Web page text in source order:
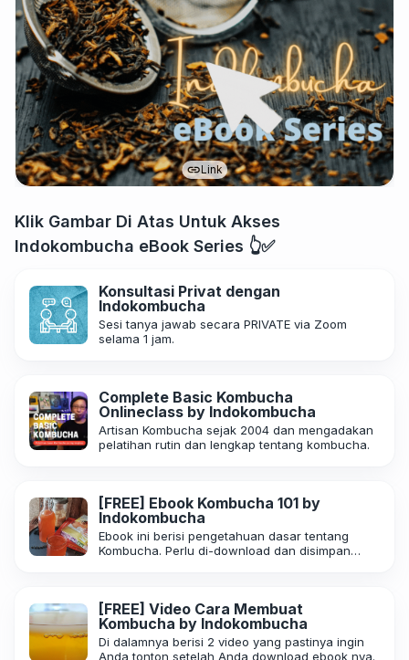
Link
Klik Gambar Di Atas Untuk Akses
Indokombucha eBook Series 👆✅
Konsultasi Privat dengan
Indokombucha
Sesi tanya jawab secara PRIVATE via Zoom
selama 1 jam.
Complete Basic Kombucha
Onlineclass by Indokombucha
Artisan Kombucha sejak 2004 dan mengadakan
pelatihan rutin dan lengkap tentang kombucha.
[FREE] Ebook Kombucha 101 by
Indokombucha
Ebook ini berisi pengetahuan dasar tentang
Kombucha. Perlu di-download dan disimpan
benar dan dari sumber yang terpercaya 😊
[FREE] Video Cara Membuat
Kombucha by Indokombucha
Di dalamnya berisi 2 video yang pastinya ingin
Anda tonton setelah Anda download ebook nya.